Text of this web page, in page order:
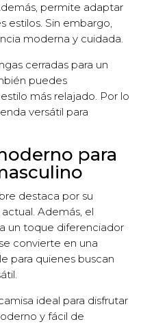
permite adaptar
estilos. Sin embargo,
moderna y cuidada.
cerradas para un
puedes
más relajado. Por lo
versátil para
para
destaca por su
Además, el
un toque diferenciador
convierte en una
para quienes buscan
ideal para disfrutar
y fácil de